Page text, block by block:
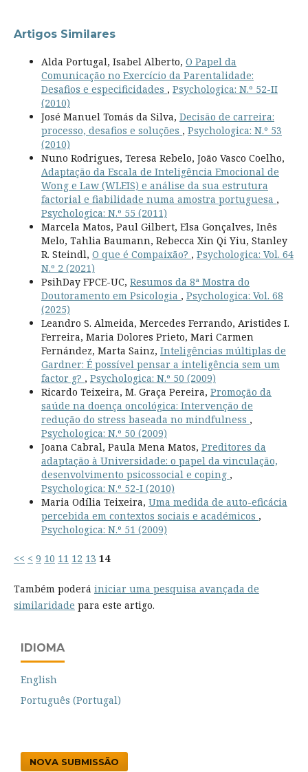
Artigos Similares
Alda Portugal, Isabel Alberto, O Papel da
Comunicação no Exercício da Parentalidade:
Desafios e especificidades , Psychologica: N.º 52-II
(2010)
José Manuel Tomás da Silva, Decisão de carreira:
processo, desafios e soluções , Psychologica: N.º 53
(2010)
Nuno Rodrigues, Teresa Rebelo, João Vasco Coelho,
Adaptação da Escala de Inteligência Emocional de
Wong e Law (WLEIS) e análise da sua estrutura
factorial e fiabilidade numa amostra portuguesa ,
Psychologica: N.º 55 (2011)
Marcela Matos, Paul Gilbert, Elsa Gonçalves, Inês
Melo, Tahlia Baumann, Rebecca Xin Qi Yiu, Stanley
R. Steindl, O que é Compaixão? , Psychologica: Vol. 64
N.º 2 (2021)
PsihDay FPCE-UC, Resumos da 8ª Mostra do
Doutoramento em Psicologia , Psychologica: Vol. 68
(2025)
Leandro S. Almeida, Mercedes Ferrando, Aristides I.
Ferreira, Maria Dolores Prieto, Mari Carmen
Fernández, Marta Sainz, Inteligências múltiplas de
Gardner: É possível pensar a inteligência sem um
factor g? , Psychologica: N.º 50 (2009)
Ricardo Teixeira, M. Graça Pereira, Promoção da
saúde na doença oncológica: Intervenção de
redução do stress baseada no mindfulness ,
Psychologica: N.º 50 (2009)
Joana Cabral, Paula Mena Matos, Preditores da
adaptação à Universidade: o papel da vinculação,
desenvolvimento psicossocial e coping ,
Psychologica: N.º 52-I (2010)
Maria Odília Teixeira, Uma medida de auto-eficácia
percebida em contextos sociais e académicos ,
Psychologica: N.º 51 (2009)
<< < 9 10 11 12 13 14
Também poderá iniciar uma pesquisa avançada de
similaridade para este artigo.
IDIOMA
English
Português (Portugal)
NOVA SUBMISSÃO